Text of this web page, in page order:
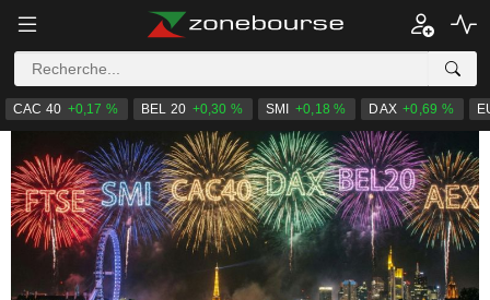
CAC 40 +0,17 % BEL 20 +0,30 % SMI +0,18 % DAX +0,69 %